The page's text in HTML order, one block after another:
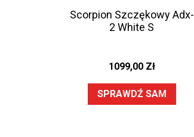
Scorpion Szczękowy Adx-
2 White S
1099,00 Zł
SPRAWDŹ SAM